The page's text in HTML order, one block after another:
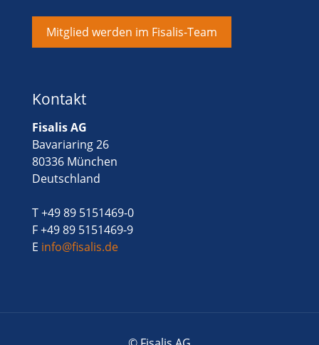
Mitglied werden im Fisalis-Team
Kontakt
Fisalis AG
Bavariaring 26
80336 München
Deutschland
T +49 89 5151469-0
F +49 89 5151469-9
E info@fisalis.de